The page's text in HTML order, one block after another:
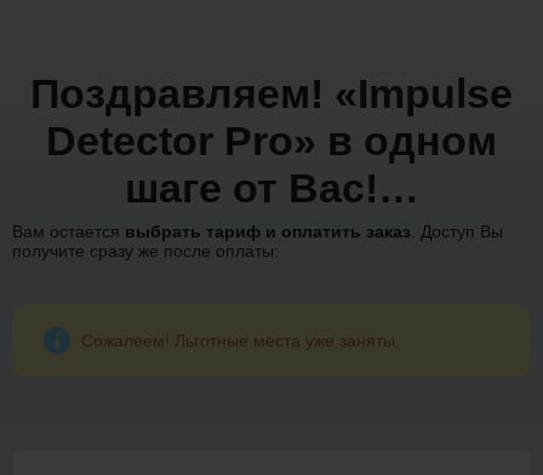
Поздравляем! «Impulse
Detector Pro» в одном
шаге от Вас!…
Вам остается выбрать тариф и оплатить заказ . Доступ Вы
получите сразу же после оплаты:
Сожалеем! Льготные места уже заняты.